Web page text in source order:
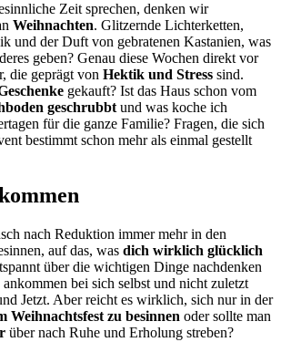
Zeit sprechen, denken wir
Weihnachten. Glitzernde Lichterketten,
und der Duft von gebratenen Kastanien, was
geben? Genau diese Wochen direkt vor
die geprägt von Hektik und Stress sind.
gekauft? Ist das Haus schon vom
geschrubbtund was koche ich
für die ganze Familie? Fragen, die sich
bestimmt schon mehr als einmal gestellt
nach Reduktion immer mehr in den
auf das, was dich wirklich glücklich
über die wichtigen Dinge nachdenken
bei sich selbst und nicht zuletzt
Jetzt. Aber reicht es wirklich, sich nur in der
Weihnachtsfest zu besinnen oder sollte man
über nach Ruhe und Erholung streben?